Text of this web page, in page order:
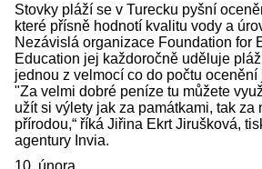
Stovky pláží se v Turecku pyšní
které přísně hodnotí kvalitu vody a
Nezávislá organizace Foundation for
Education jej každoročně uděluje
jednou z velmocí co do počtu ocenění
"Za velmi dobré peníze tu můžete
užít si výlety jak za památkami, tak za
přírodou,“ říká Jiřina Ekrt Jirušková,
agentury Invia.
10. února